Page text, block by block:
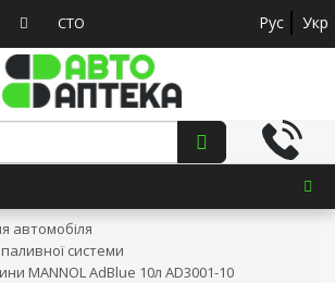
СТО Рус Укр
автомобіля
системи
MANNOL AdBlue 10л AD3001-10